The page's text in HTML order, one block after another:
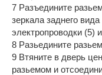
7 Разъедините
зеркала заднего
электропроводки (5)
8 Разьедините
9 Втяните в дверь
разьемом и